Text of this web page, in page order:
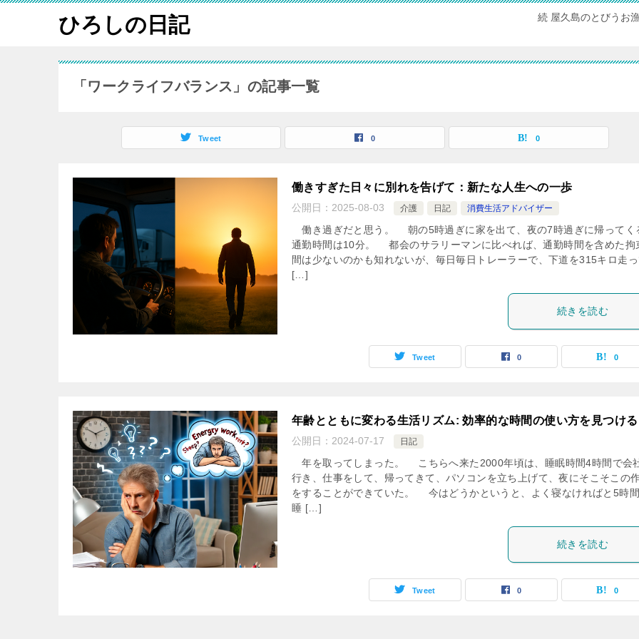
ひろしの日記 続 屋久島のとびうお
「ワークライフバランス」の記事一覧
Tweet 0 0
働きすぎた日々に別れを告げて：新たな人生への一歩
公開日： 2025-08-03 介護 日記 消費生活アドバイザー
働き過ぎだと思う。 朝の5時過ぎに家を出て、夜の7時過ぎに帰ってく
通勤時間は10分。 都会のサラリーマンに比べれば、通勤時間を含めた拘
間は少ないのかも知れないが、毎日毎日トレーラーで、下道を315キロ走
[…]
続きを読む
Tweet 0 0
年齢とともに変わる生活リズム: 効率的な時間の使い方を見つける
公開日： 2024-07-17 日記
年を取ってしまった。 こちらへ来た2000年頃は、睡眠時間4時間で会
行き、仕事をして、帰ってきて、パソコンを立ち上げて、夜にそこそこの
をすることができていた。 今はどうかというと、よく寝なければと5時
睡 […]
続きを読む
Tweet 0 0